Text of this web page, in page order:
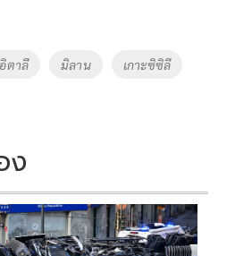
ตาลี มิลาน เกาะซิซิลี
ง